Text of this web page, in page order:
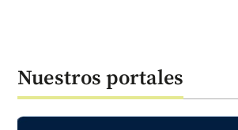
Nuestros portales